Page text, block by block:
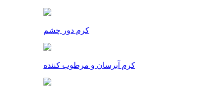
کرم دور چشم
کرم آبرسان و مرطوب کننده